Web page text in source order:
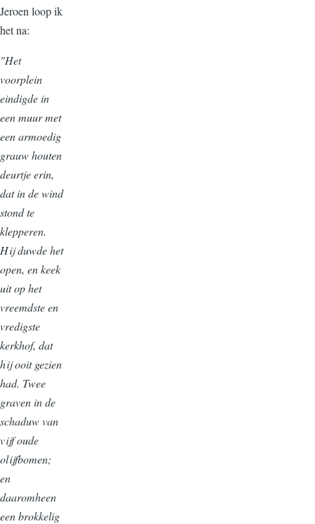
Jeroen loop ik
het na:
"Het
voorplein
eindigde in
een muur met
een armoedig
grauw houten
deurtje erin,
dat in de wind
stond te
klepperen.
Hij duwde het
open, en keek
uit op het
vreemdste en
vredigste
kerkhof, dat
hij ooit gezien
had. Twee
graven in de
schaduw van
vijf oude
olijfbomen;
en
daaromheen
een brokkelig